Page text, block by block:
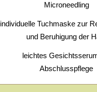
Microneedling
individuelle Tuchmaske zur
und Beruhigung der
leichtes
Abschlusspflege